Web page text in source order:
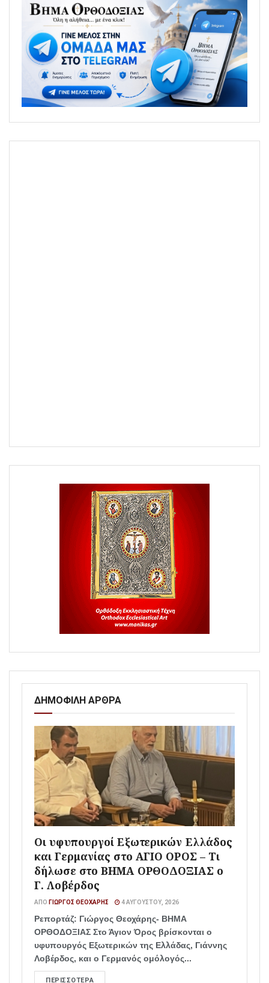
ΔΗΜΟΦΙΛΗ ΑΡΘΡΑ
Οι υφυπουργοί Εξωτερικών Ελλάδος
και Γερμανίας στο ΑΓΙΟ ΟΡΟΣ – Τι
δήλωσε στο ΒΗΜΑ ΟΡΘΟΔΟΞΙΑΣ ο
Γ. Λοβέρδος
ΑΠΌ ΓΙΏΡΓΟΣ ΘΕΟΧΆΡΗΣ 4 ΑΥΓΟΎΣΤΟΥ, 2026
Ρεπορτάζ: Γιώργος Θεοχάρης- ΒΗΜΑ
ΟΡΘΟΔΟΞΙΑΣ Στο Άγιον Όρος βρίσκονται ο
υφυπουργός Εξωτερικών της Ελλάδας, Γιάννης
Λοβέρδος, και ο Γερμανός ομόλογός...
ΠΕΡΙΣΣΌΤΕΡΑ